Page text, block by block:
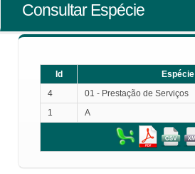
Consultar Espécie
Id
Espécie
4
01 - Prestação de Serviços
1
A